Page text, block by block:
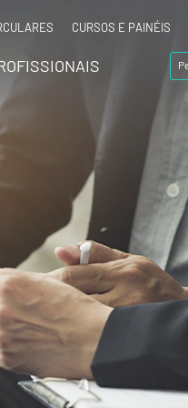
CURSOS E PAINÉIS